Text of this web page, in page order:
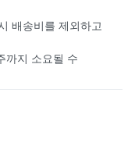
배송비를 제외하고
까지 소요될 수